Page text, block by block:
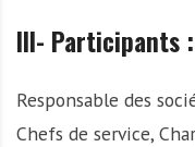
III- Participants :
Responsable des
Chefs de service,